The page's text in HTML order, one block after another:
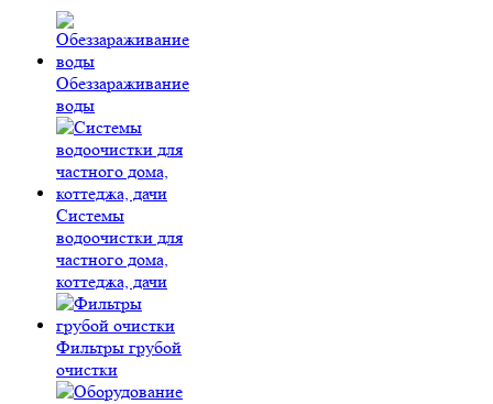
Обеззараживание
воды
Системы
водоочистки для
частного дома,
коттеджа, дачи
Фильтры грубой
очистки